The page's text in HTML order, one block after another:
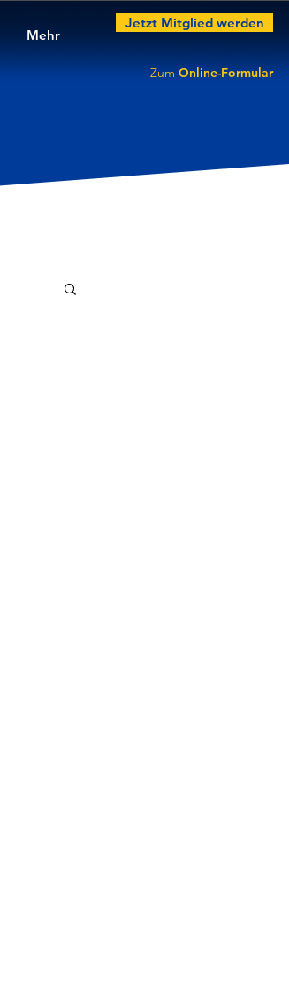
Mehr
Jetzt Mitglied werden
Zum Online-Formular